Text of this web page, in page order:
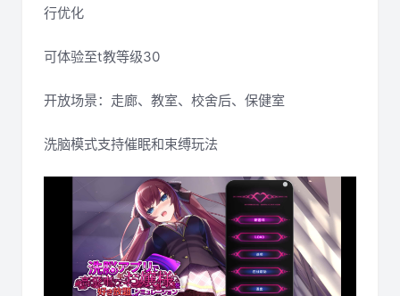
行优化
可体验至t教等级30
开放场景：走廊、教室、校舍后、保健室
洗脑模式支持催眠和束缚玩法